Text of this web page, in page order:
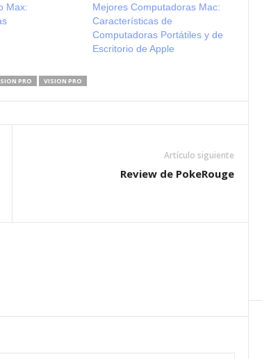
Max:
Mejores Computadoras Mac:
Características de
Computadoras Portátiles y de
Escritorio de Apple
PRO VISION PRO
Artículo siguiente
Review de PokeRouge